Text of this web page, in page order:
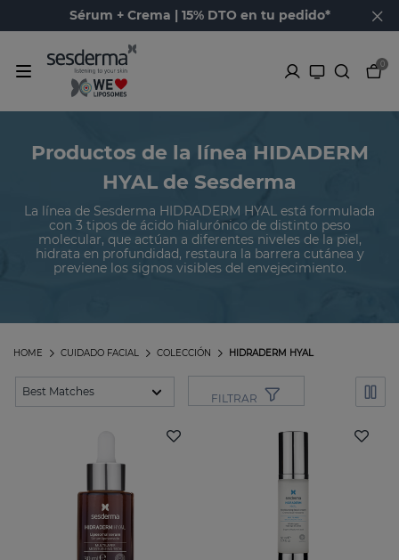
Sérum + Crema | 15% DTO en tu pedido*
0
Productos de la línea HIDADERM
HYAL de Sesderma
La línea de Sesderma HIDRADERM HYAL está formulada
con 3 tipos de ácido hialurónico de distinto peso
molecular, que actúan a diferentes niveles de la piel,
hidrata en profundidad, restaura la barrera cutánea y
previene los signos visibles del envejecimiento.
HIDRADERM HYAL
COLECCIÓN
CUIDADO FACIAL
HOME
FILTRAR